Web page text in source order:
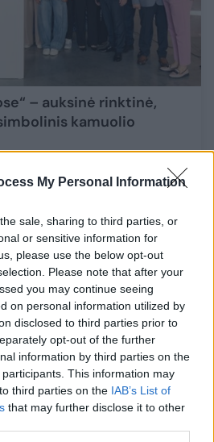
My Personal Information
sale, sharing to third parties, or
or sensitive information for
please use the below opt-out
Please note that after your
you may continue seeing
on personal information utilized by
disclosed to third parties prior to
opt-out of the further
information by third parties on the
participants. This information may
third parties on the IAB’s List of
that may further disclose it to other
– auksinė rinktinė,
kamuolio